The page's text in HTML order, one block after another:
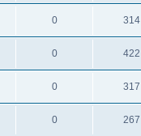
0 314
0 422
0 317
0 267